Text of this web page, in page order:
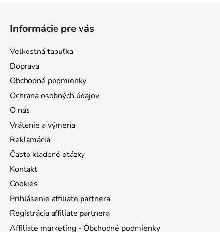
Informácie pre vás
Veľkostná tabuľka
Doprava
Obchodné podmienky
Ochrana osobných údajov
O nás
Vrátenie a výmena
Reklamácia
Často kladené otázky
Kontakt
Cookies
Prihlásenie affiliate partnera
Registrácia affiliate partnera
Affiliate marketing - Obchodné podmienky